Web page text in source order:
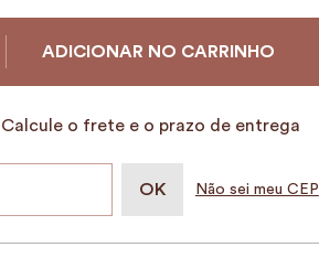
ADICIONAR NO CARRINHO
Calcule o frete e o prazo de entrega
Não sei meu CEP